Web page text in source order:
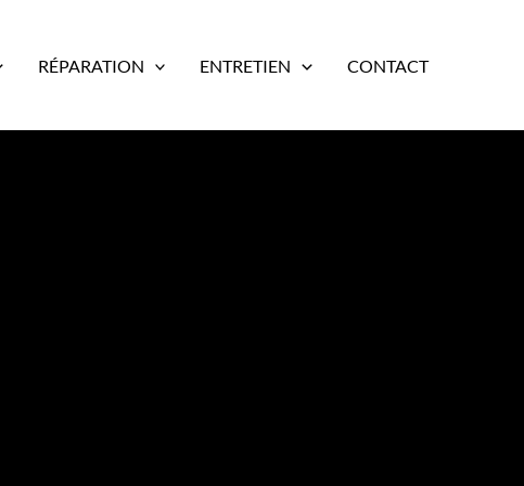
RÉPARATION ENTRETIEN CONTACT